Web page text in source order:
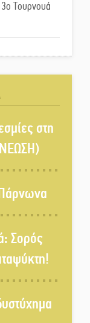
3ο Τουρνουά
«Γιορτή
δίνουν
για ένα
party
την
στη
Σορός